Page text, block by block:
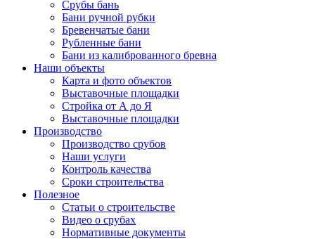
Срубы бань
Бани ручной рубки
Бревенчатые бани
Рубленные бани
Бани из калиброванного бревна
Наши объекты
Карта и фото объектов
Выставочные площадки
Стройка от А до Я
Выставочные площадки
Производство
Производство срубов
Наши услуги
Контроль качества
Сроки строительства
Полезное
Статьи о строительстве
Видео о срубах
Нормативные документы